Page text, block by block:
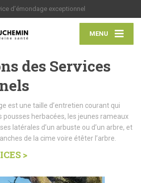
d’émondage exceptionnel
MENU
des Services
est une taille d’entretien courant qui
pousses herbacées, les jeunes rameaux
latérales d’un arbuste ou d’un arbre, et
de la cime voire étêter l’arbre.
>